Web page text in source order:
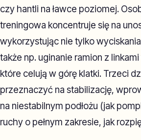
czy hantli na ławce poziomej.
treningowa koncentruje się na
wykorzystując nie tylko
także np. uginanie ramion z
które celują w górę klatki. Trzeci
przeznaczyć na stabilizację,
na niestabilnym podłożu (jak
ruchy o pełnym zakresie, jak